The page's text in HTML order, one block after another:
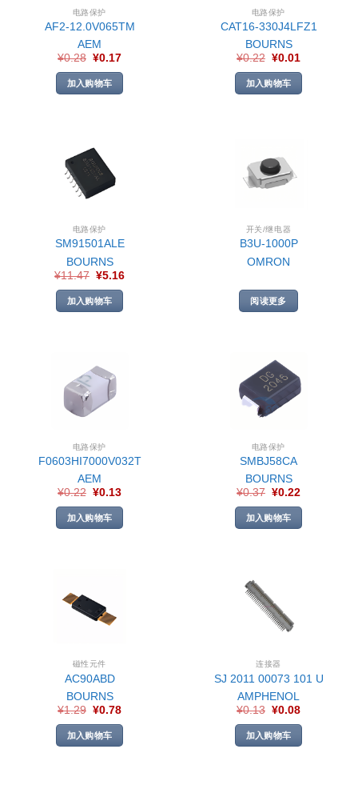
电路保护
AF2-12.0V065TM
AEM
¥0.28 ¥0.17
加入购物车
电路保护
CAT16-330J4LFZ1
BOURNS
¥0.22 ¥0.01
加入购物车
电路保护
SM91501ALE
BOURNS
¥11.47 ¥5.16
加入购物车
开关/继电器
B3U-1000P
OMRON
阅读更多
电路保护
F0603HI7000V032T
AEM
¥0.22 ¥0.13
加入购物车
电路保护
SMBJ58CA
BOURNS
¥0.37 ¥0.22
加入购物车
磁性元件
AC90ABD
BOURNS
¥1.29 ¥0.78
加入购物车
连接器
SJ 2011 00073 101 U
AMPHENOL
¥0.13 ¥0.08
加入购物车